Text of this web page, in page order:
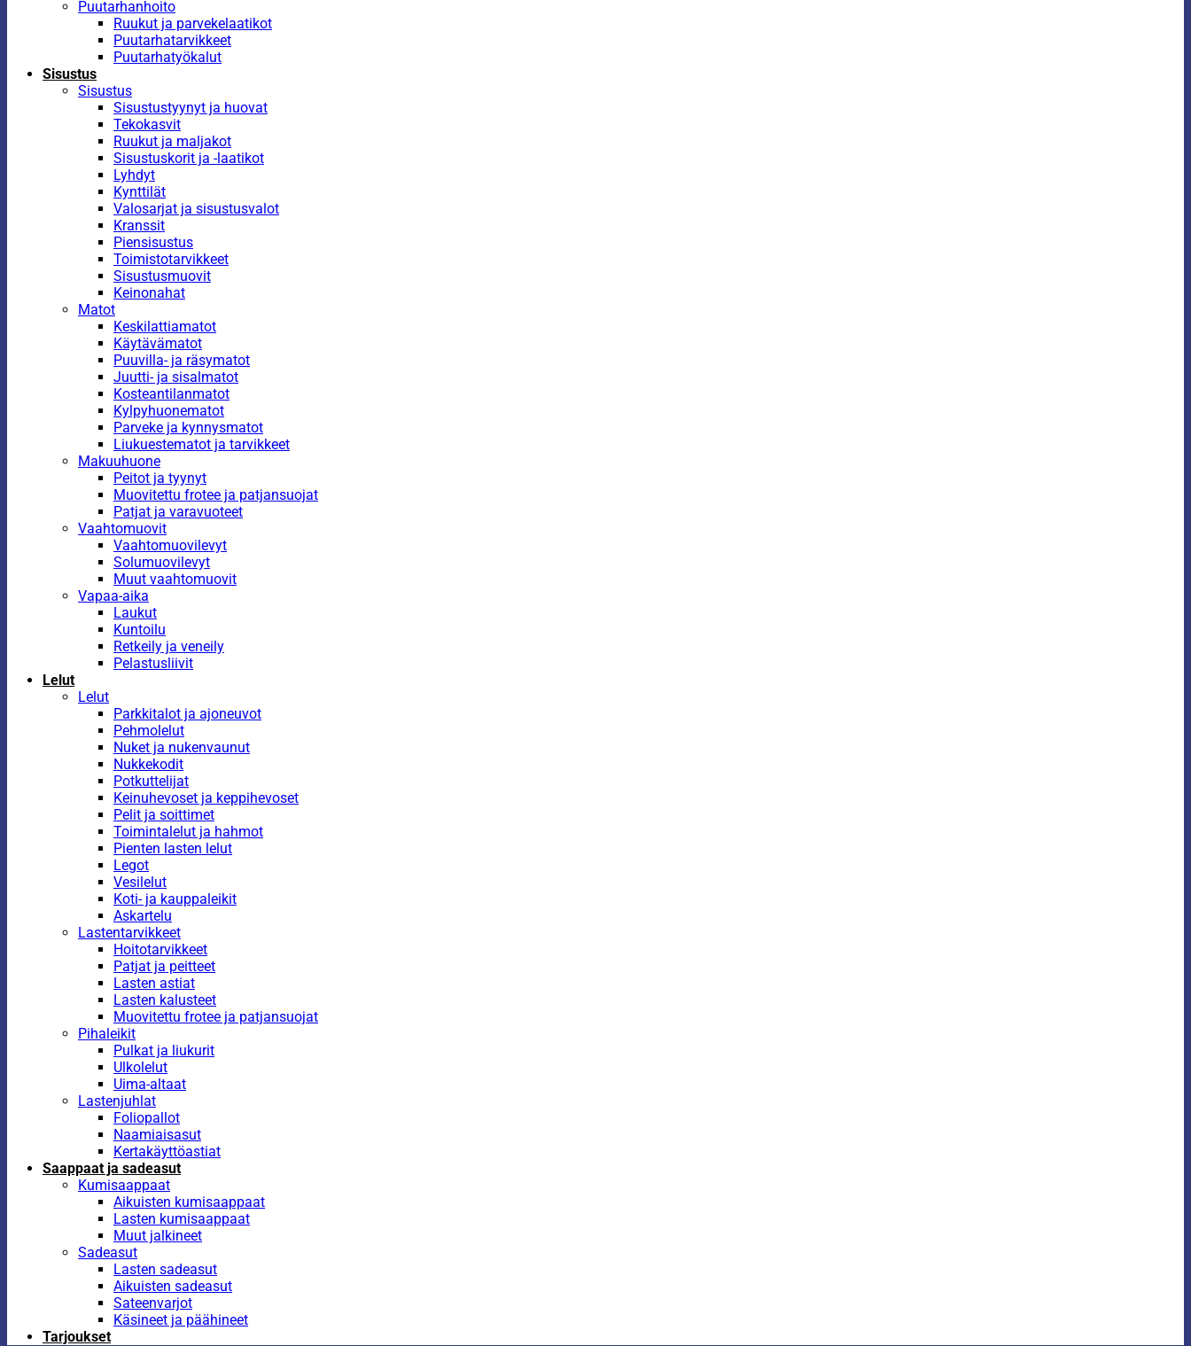
Puutarhanhoito
Ruukut ja parvekelaatikot
Puutarhatarvikkeet
Puutarhatyökalut
Sisustus
Sisustus
Sisustustyynyt ja huovat
Tekokasvit
Ruukut ja maljakot
Sisustuskorit ja -laatikot
Lyhdyt
Kynttilät
Valosarjat ja sisustusvalot
Kranssit
Piensisustus
Toimistotarvikkeet
Sisustusmuovit
Keinonahat
Matot
Keskilattiamatot
Käytävämatot
Puuvilla- ja räsymatot
Juutti- ja sisalmatot
Kosteantilanmatot
Kylpyhuonematot
Parveke ja kynnysmatot
Liukuestematot ja tarvikkeet
Makuuhuone
Peitot ja tyynyt
Muovitettu frotee ja patjansuojat
Patjat ja varavuoteet
Vaahtomuovit
Vaahtomuovilevyt
Solumuovilevyt
Muut vaahtomuovit
Vapaa-aika
Laukut
Kuntoilu
Retkeily ja veneily
Pelastusliivit
Lelut
Lelut
Parkkitalot ja ajoneuvot
Pehmolelut
Nuket ja nukenvaunut
Nukkekodit
Potkuttelijat
Keinuhevoset ja keppihevoset
Pelit ja soittimet
Toimintalelut ja hahmot
Pienten lasten lelut
Legot
Vesilelut
Koti- ja kauppaleikit
Askartelu
Lastentarvikkeet
Hoitotarvikkeet
Patjat ja peitteet
Lasten astiat
Lasten kalusteet
Muovitettu frotee ja patjansuojat
Pihaleikit
Pulkat ja liukurit
Ulkolelut
Uima-altaat
Lastenjuhlat
Foliopallot
Naamiaisasut
Kertakäyttöastiat
Saappaat ja sadeasut
Kumisaappaat
Aikuisten kumisaappaat
Lasten kumisaappaat
Muut jalkineet
Sadeasut
Lasten sadeasut
Aikuisten sadeasut
Sateenvarjot
Käsineet ja päähineet
Tarjoukset